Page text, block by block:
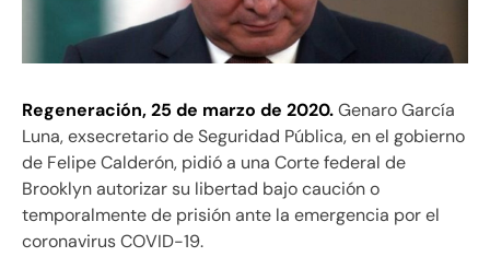
Regeneración, 25 de marzo de 2020.Genaro García
Luna, exsecretario de Seguridad Pública, en el gobierno
de Felipe Calderón, pidió a una Corte federal de
Brooklyn autorizar su libertad bajo caución o
temporalmente de prisión ante la emergencia por el
coronavirus COVID-19.